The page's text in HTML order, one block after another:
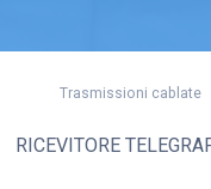
Trasmissioni cablate
RICEVITORE